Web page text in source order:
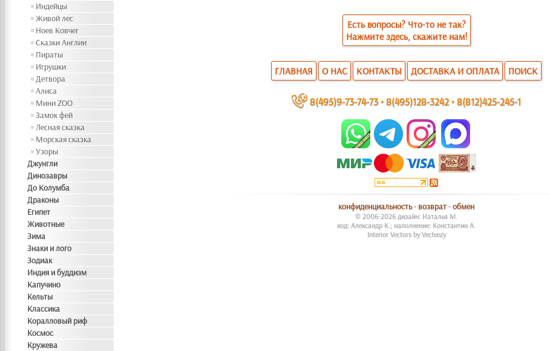
Индейцы
Живой лес
Ноев Ковчег
Сказки Англии
Пираты
Игрушки
Детвора
Алиса
Мини ZOO
Замок фей
Лесная сказка
Морская сказка
Узоры
Джунгли
Динозавры
До Колумба
Драконы
Египет
Животные
Зима
Знаки и лого
Зодиак
Индия и буддизм
Капучино
Кельты
Классика
Коралловый риф
Космос
Кружева
Есть вопросы? Что-то не так?
Нажмите здесь, скажите нам!
ГЛАВНАЯ О НАС КОНТАКТЫ ДОСТАВКА И ОПЛАТА ПОИСК
~ 8(495)9-73-74-73 •8(495)128-3242 •8(812)425-245-1
конфиденциальность• возврат •обмен
© 2006-2026 дизайн: Наталья М.
код: Александр К.; наполнение: Константин А.
Interior Vectors by Vecteezy